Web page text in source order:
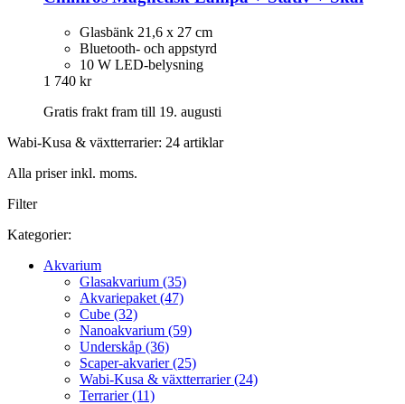
Glasbänk 21,6 x 27 cm
Bluetooth- och appstyrd
10 W LED-belysning
1 740 kr
Gratis frakt fram till 19. augusti
Wabi-Kusa & växtterrarier: 24 artiklar
Alla priser inkl. moms.
Filter
Kategorier:
Akvarium
Glasakvarium (35)
Akvariepaket (47)
Cube (32)
Nanoakvarium (59)
Underskåp (36)
Scaper-akvarier (25)
Wabi-Kusa & växtterrarier (24)
Terrarier (11)